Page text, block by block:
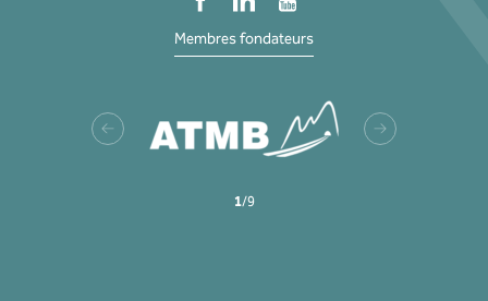
Membres fondateurs
1/9